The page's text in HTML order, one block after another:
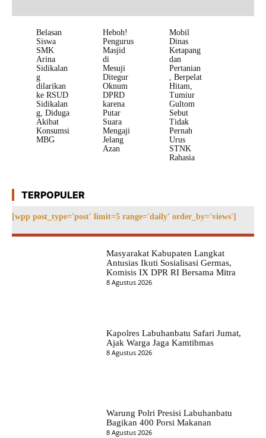
Belasan
Siswa
SMK
Arina
Sidikalan
g
dilarikan
ke RSUD
Sidikalan
g, Diduga
Akibat
Konsumsi
MBG
Heboh!
Pengurus
Masjid
di
Mesuji
Ditegur
Oknum
DPRD
karena
Putar
Suara
Mengaji
Jelang
Azan
Mobil
Dinas
Ketapang
dan
Pertanian
, Berpelat
Hitam,
Tumiur
Gultom
Sebut
Tidak
Pernah
Urus
STNK
Rahasia
TERPOPULER
[wpp post_type='post' limit=5 range='daily' order_by='views']
Masyarakat Kabupaten Langkat
Antusias Ikuti Sosialisasi Germas,
Komisis IX DPR RI Bersama Mitra
8 Agustus 2026
Kapolres Labuhanbatu Safari Jumat,
Ajak Warga Jaga Kamtibmas
8 Agustus 2026
Warung Polri Presisi Labuhanbatu
Bagikan 400 Porsi Makanan
8 Agustus 2026